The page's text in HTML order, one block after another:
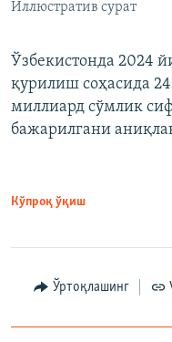
Иллюстратив сурат
Ўзбекистонда 2024
қурилиш соҳасида
миллиард сўмлик
бажарилгани
Кўпроқ ўқиш
Ўртоқлашинг